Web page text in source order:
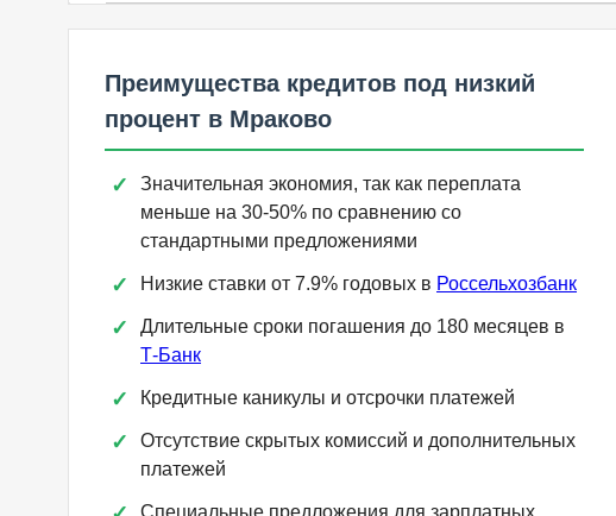
Преимущества кредитов под низкий
процент в Мраково
Значительная экономия, так как переплата
меньше на 30-50% по сравнению со
стандартными предложениями
Низкие ставки от 7.9% годовых в Россельхозбанк
Длительные сроки погашения до 180 месяцев в
Т-Банк
Кредитные каникулы и отсрочки платежей
Отсутствие скрытых комиссий и дополнительных
платежей
Специальные предложения для зарплатных